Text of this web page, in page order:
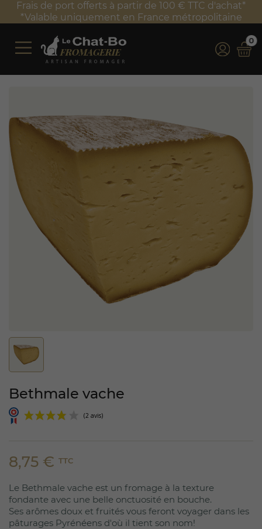
Frais de port offerts à partir de 100 € TTC d'achat*
*Valable uniquement en France métropolitaine
0
Bethmale vache
(2 avis)
8,75 € TTC
Le Bethmale vache est un fromage à la texture
fondante avec une belle onctuosité en bouche.
Ses arômes doux et fruités vous feront voyager dans les
pâturages Pyrénéens d'où il tient son nom!